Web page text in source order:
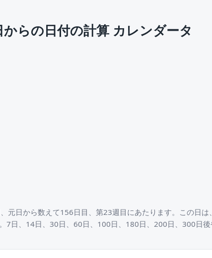
からの日付の計算 カレンダータ
元日から数えて156日目、第23週目にあたります。この日
7日、14日、30日、60日、100日、180日、200日、300日後